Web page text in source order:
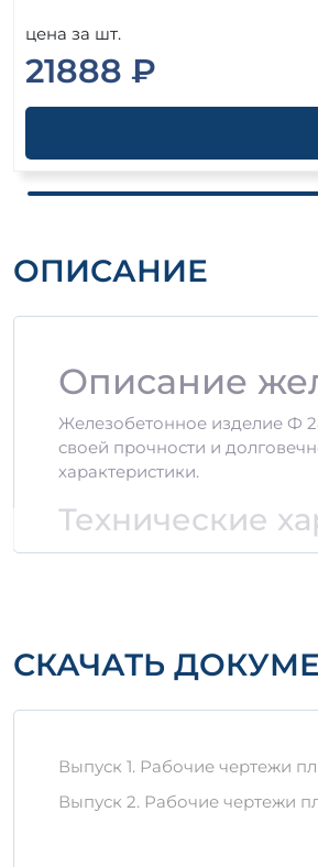
цена за шт.
21888 ₽
ОПИСАНИЕ
Описание
Железобетонное изделие Ф
своей прочности и
характеристики.
Технические
Форма:круглая
Марка бетона:не ниже
Преимущества
Устойчивость:Высокая
Экономичность:
СКАЧАТЬ
Выпуск 1. Рабочие чертежи
Выпуск 2. Рабочие чертежи